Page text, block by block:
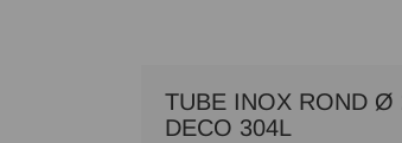
TUBE INOX ROND Ø
DECO 304L